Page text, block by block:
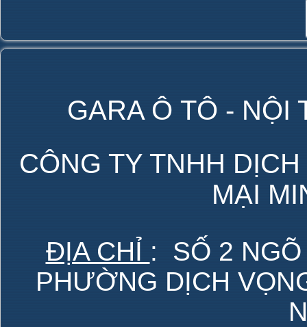
GARA Ô TÔ - NỘI
CÔNG TY TNHH
MẠI
ĐỊA CHỈ : SỐ 2 NGÕ
PHƯỜNG DỊCH